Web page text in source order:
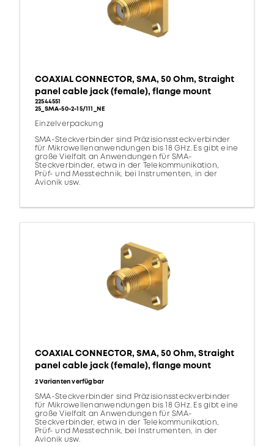
COAXIAL CONNECTOR, SMA, 50 Ohm, Straight
panel cable jack (female), flange mount
22544551
25_SMA-50-2-15/111_NE
Einzelverpackung
SMA-Steckverbinder sind Präzisionssteckverbinder
für Mikrowellenanwendungen bis 18 GHz. Es gibt eine
große Vielfalt an Anwendungen für SMA-
Steckverbinder, etwa in der Telekommunikation,
Prüf- und Messtechnik, bei Instrumenten, in der
Avionik usw.
COAXIAL CONNECTOR, SMA, 50 Ohm, Straight
panel cable jack (female), flange mount
2 Varianten verfügbar
SMA-Steckverbinder sind Präzisionssteckverbinder
für Mikrowellenanwendungen bis 18 GHz. Es gibt eine
große Vielfalt an Anwendungen für SMA-
Steckverbinder, etwa in der Telekommunikation,
Prüf- und Messtechnik, bei Instrumenten, in der
Avionik usw.